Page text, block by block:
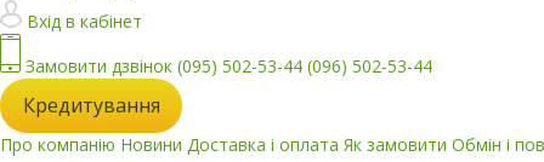
Вхід в кабінет
Замовити дзвінок (095) 502-53-44 (096) 502-53-44
Кредитування
Про компанію Новини Доставка і оплата Як замовити Обмін і